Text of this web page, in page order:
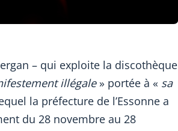
– qui exploite la discothèque
illégale» portée à « sa
la préfecture de l’Essonne a
du 28 novembre au 28